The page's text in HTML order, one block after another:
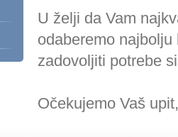
U želji da Vam
odaberemo
zadovoljiti potrebe
Očekujemo Vaš